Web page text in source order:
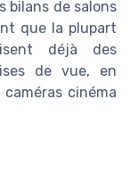
bilans de salons
que la plupart
déjà des
de vue, en
cinéma